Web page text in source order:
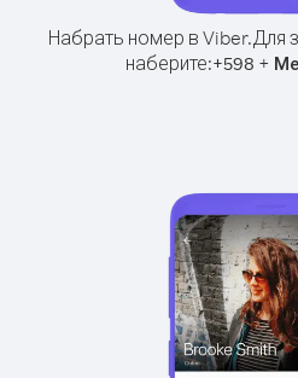
Набрать номер в Viber.Для
наберите:+598 +